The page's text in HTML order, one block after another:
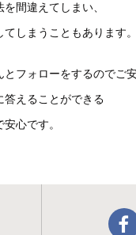
間違えてしまい、
てしまうこともあります
フォローをするのでご
答えることができる
心です。